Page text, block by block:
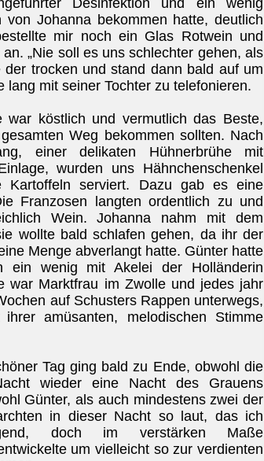
Desinfektion und ein wenig
von Johanna bekommen hatte, deutlich
mir noch ein Glas Rotwein und
„Nie soll es uns schlechter gehen, als
der trocken und stand dann bald auf um
lang mit seiner Tochter zu telefonieren.
war köstlich und vermutlich das Beste,
Weg bekommen sollten. Nach
einer delikaten Hühnerbrühe mit
wurden uns Hähnchenschenkel
Kartoffeln serviert. Dazu gab es eine
Franzosen langten ordentlich zu und
Wein. Johanna nahm mit dem
wollte bald schlafen gehen, da ihr der
Menge abverlangt hatte. Günter hatte
ein wenig mit Akelei der Holländerin
war Marktfrau im Zwolle und jedes jahr
auf Schusters Rappen unterwegs,
amüsanten, melodischen Stimme
Tag ging bald zu Ende, obwohl die
wieder eine Nacht des Grauens
Günter, als auch mindestens zwei der
in dieser Nacht so laut, das ich
doch im verstärken Maße
um vielleicht so zur verdienten